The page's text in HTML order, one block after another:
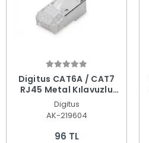
Digitus CAT6A / CAT7
RJ45 Metal Kılavuzlu
Pass-Through
Konnektör (AK-219604)
Digitus
AK-219604
96 TL